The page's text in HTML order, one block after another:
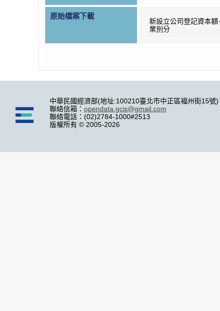
原始檔案下載
新設立公司登記資本額
業別分
中華民國經濟部(地址:100210臺北市中正區福州街15號)
聯絡信箱： opendata.gcis@gmail.com
聯絡電話：(02)2784-1000#2513
版權所有 © 2005-2026